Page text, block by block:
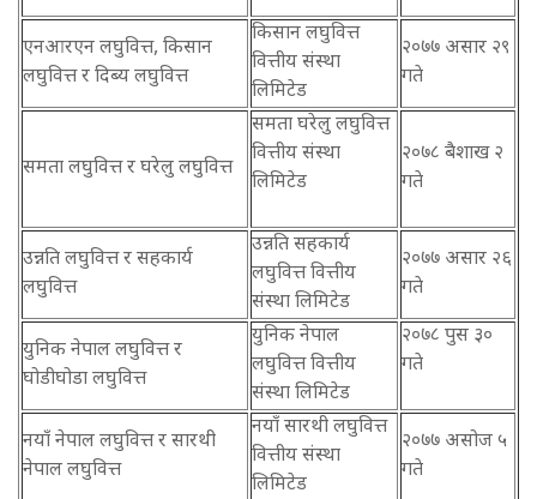
एनआरएन लघुवित्त, किसान
लघुवित्त र दिब्य लघुवित्त
किसान लघुवित्त
वित्तीय संस्था
लिमिटेड
२०७७ असार २९
गते
समता लघुवित्त र घरेलु लघुवित्त
समता घरेलु लघुवित्त
वित्तीय संस्था
लिमिटेड
२०७८ बैशाख २
गते
उन्नति लघुवित्त र सहकार्य
लघुवित्त
उन्नति सहकार्य
लघुवित्त वित्तीय
संस्था लिमिटेड
२०७७ असार २६
गते
युनिक नेपाल लघुवित्त र
घोडीघोडा लघुवित्त
युनिक नेपाल
लघुवित्त वित्तीय
संस्था लिमिटेड
२०७८ पुस ३०
गते
नयाँ नेपाल लघुवित्त र सारथी
नेपाल लघुवित्त
नयाँ सारथी लघुवित्त
वित्तीय संस्था
लिमिटेड
२०७७ असोज ५
गते